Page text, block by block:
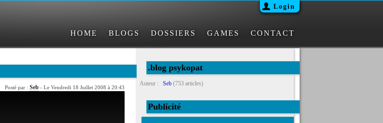
Login
HOME BLOGS DOSSIERS GAMES CONTACT
Posté par : Seb - Le Vendredi 18 Juillet 2008 à 20:43
.blog psykopat
Auteur : Seb (753 articles)
Publicité